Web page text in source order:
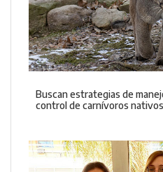
Buscan estrategias de
control de carnívoros